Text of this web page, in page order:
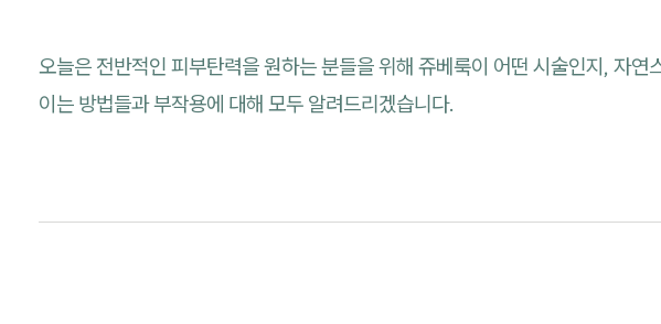
오늘은 전반적인 피부탄력을 원하는 분들을 위해 쥬베룩이 어떤 시술인지, 자연
이는 방법들과 부작용에 대해 모두 알려드리겠습니다.